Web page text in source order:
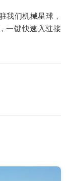
我们机械星球，
一键快速入驻接